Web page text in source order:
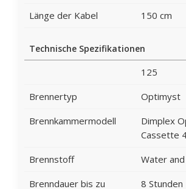
Länge der Kabel
150 cm
Technische Spezifikationen
125
Brennertyp
Optimyst
Brennkammermodell
Dimplex
Cassette
Brennstoff
Water
Brenndauer bis zu
8 Stunden